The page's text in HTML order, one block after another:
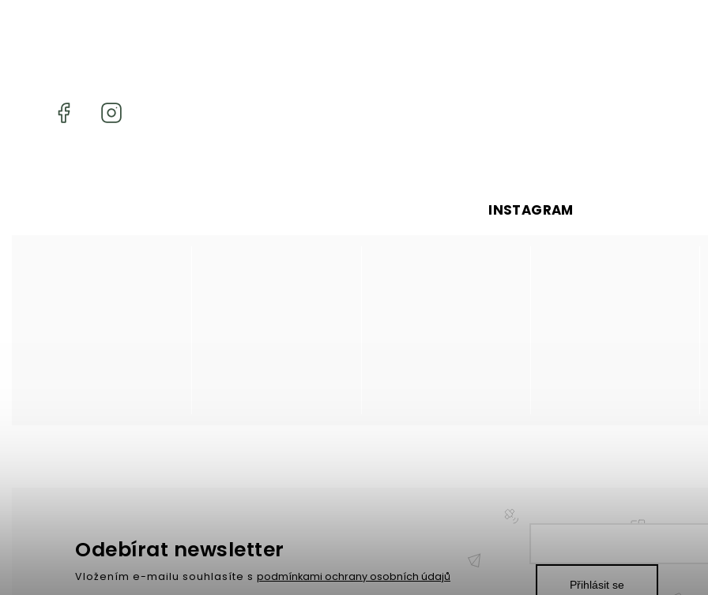
INSTAGRAM
Odebírat newsletter
Vložením e-mailu souhlasíte s podmínkami ochrany osobních údajů
Přihlásit se